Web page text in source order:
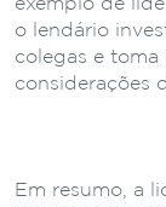
exemplo de
o lendário
colegas e toma
considerações
Em resumo, a